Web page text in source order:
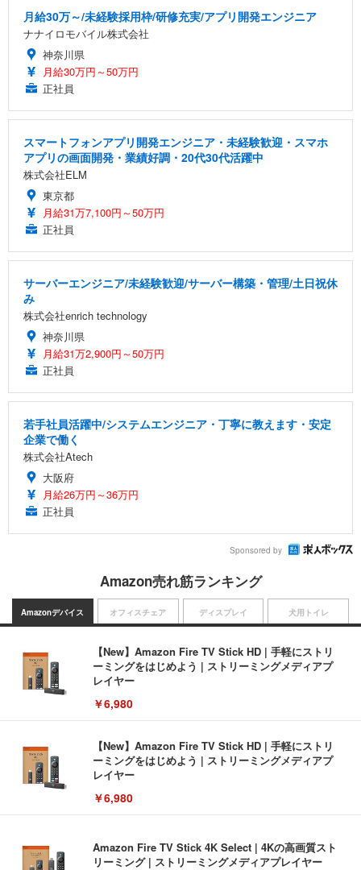
月給30万～/未経験採用枠/研修充実/アプリ開発エンジニア
ナナイロモバイル株式会社
神奈川県
月給30万円～50万円
正社員
スマートフォンアプリ開発エンジニア・未経験歓迎・スマホ
アプリの画面開発・業績好調・20代30代活躍中
株式会社ELM
東京都
月給31万7,100円～50万円
正社員
サーバーエンジニア/未経験歓迎/サーバー構築・管理/土日祝休
み
株式会社enrich technology
神奈川県
月給31万2,900円～50万円
正社員
若手社員活躍中/システムエンジニア・丁寧に教えます・安定
企業で働く
株式会社Atech
大阪府
月給26万円～36万円
正社員
Sponsored by
Amazon売れ筋ランキング
Amazonデバイス
【New】Amazon Fire TV Stick HD | 手軽にストリ
ーミングをはじめよう | ストリーミングメディアプ
レイヤー
￥6,980
【New】Amazon Fire TV Stick HD | 手軽にストリ
ーミングをはじめよう | ストリーミングメディアプ
レイヤー
￥6,980
Amazon Fire TV Stick 4K Select | 4Kの高画質スト
リーミング | ストリーミングメディアプレイヤー
オフィスチェア ディスプレイ 犬用トイレ